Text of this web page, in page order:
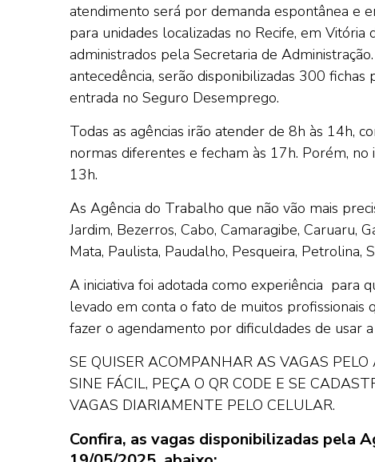
atendimento será por demanda espontânea e
para unidades localizadas no Recife, em
administrados pela Secretaria de
antecedência, serão disponibilizadas 300
entrada no Seguro Desemprego.
Todas as agências irão atender de 8h às 14h,
normas diferentes e fecham às 17h. Porém,
13h.
As Agência do Trabalho que não vão mais
Jardim, Bezerros, Cabo, Camaragibe, Caruaru,
Mata, Paulista, Paudalho, Pesqueira, Petrolina,
A iniciativa foi adotada como experiência para
levado em conta o fato de muitos profissionais
fazer o agendamento por dificuldades de usar
SE QUISER ACOMPANHAR AS VAGAS
SINE FÁCIL, PEÇA O QR CODE E SE
VAGAS DIARIAMENTE PELO CELULAR.
Confira, as vagas disponibilizadas pela